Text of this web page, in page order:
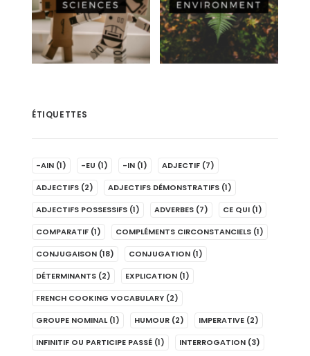
ÉTIQUETTES
-AIN (1) -EU (1) -IN (1) ADJECTIF (7)
ADJECTIFS (2) ADJECTIFS DÉMONSTRATIFS (1)
ADJECTIFS POSSESSIFS (1) ADVERBES (7) CE QUI (1)
COMPARATIF (1) COMPLÉMENTS CIRCONSTANCIELS (1)
CONJUGAISON (18) CONJUGATION (1)
DÉTERMINANTS (2) EXPLICATION (1)
FRENCH COOKING VOCABULARY (2)
GROUPE NOMINAL (1) HUMOUR (2) IMPERATIVE (2)
INFINITIF OU PARTICIPE PASSÉ (1) INTERROGATION (3)